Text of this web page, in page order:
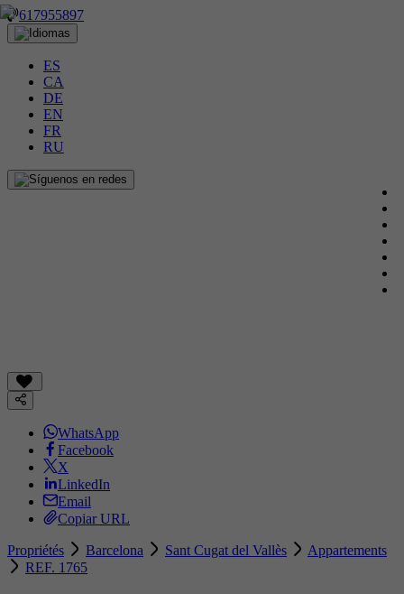
617955897
ES
CA
DE
EN
FR
RU
WhatsApp
Facebook
X
LinkedIn
Email
Copiar URL
Propriétés Barcelona Sant Cugat del Vallès
Appartements
REF. 1765